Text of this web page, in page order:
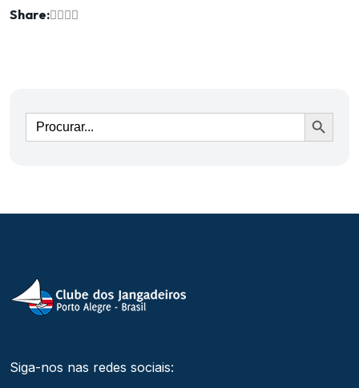
Share:
Ir
Siga-nos nas redes sociais: